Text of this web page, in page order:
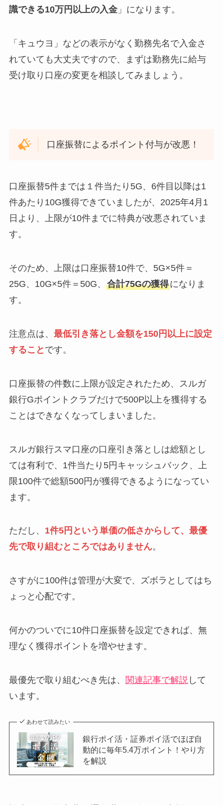
識できる10万円以上の入金」になります。
「キュウヨ」などの表示がなく勤務先名で入金さ
れていても大丈夫ですので、まずは勤務先に給与
受け取り口座の変更を相談してみましょう。
口座振替によるポイント付与が改悪！
口座振替5件までは１件当たり5G、 6件目以降は1
件あたり10G獲得できていましたが、2025年4月1
日より、上限が10件までに特典が改悪されていま
す。
そのため、上限は口座振替10件で、5G×5件＝
25G、10G×5件＝50G、 合計75Gの獲得になりま
す。
注意点は、 最低引き落とし金額を150円以上に設定
すること です。
口座振替の件数に上限が設定されたため、スルガ
銀行Gポイントクラブだけで500P以上を獲得する
ことはできなくなってしまいました。
スルガ銀行スマ口座の口座引き落としは総額とし
ては有利で、1件当たり5円キャッシュバック、上
限100件で総額500円が獲得できるようになってい
ます。
ただし、 1件5円という単価の低さからして、最優
先で取り組むところではありません。
さすがに100件は管理が大変で、ズボラとしてはち
ょっと心配です。
何かのついでに10件口座振替を設定できれば、無
理なく獲得ポイントを増やせます。
最優先で取り組むべき先は、 関連記事で解説 して
います。
あわせて読みたい
銀行ポイ活・証券ポイ活でほぼ自
動的に毎年5.4万ポイント！やり方
を解説